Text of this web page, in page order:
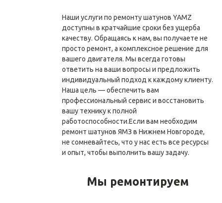
Наши услуги по ремонту шатунов YAMZ
доступны в кратчайшие сроки без ущерба
качеству. Обращаясь к нам, вы получаете не
просто ремонт, а комплексное решение для
вашего двигателя. Мы всегда готовы
ответить на ваши вопросы и предложить
индивидуальный подход к каждому клиенту.
Наша цель — обеспечить вам
профессиональный сервис и восстановить
вашу технику к полной
работоспособности.Если вам необходим
ремонт шатунов ЯМЗ в Нижнем Новгороде,
не сомневайтесь, что у нас есть все ресурсы
и опыт, чтобы выполнить вашу задачу.
Мы ремонтируем